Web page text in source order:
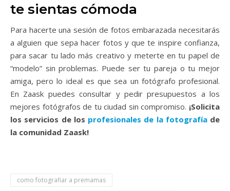
te sientas cómoda
Para hacerte una sesión de fotos embarazada necesitarás
a alguien que sepa hacer fotos y que te inspire confianza,
para sacar tu lado más creativo y meterte en tu papel de
“modelo” sin problemas. Puede ser tu pareja o tu mejor
amiga, pero lo ideal es que sea un fotógrafo profesional.
En Zaask puedes consultar y pedir presupuestos a los
mejores fotógrafos de tu ciudad sin compromiso. ¡Solicita
los servicios de los profesionales de la fotografíade
la comunidad Zaask!
como fotografiar a premamas